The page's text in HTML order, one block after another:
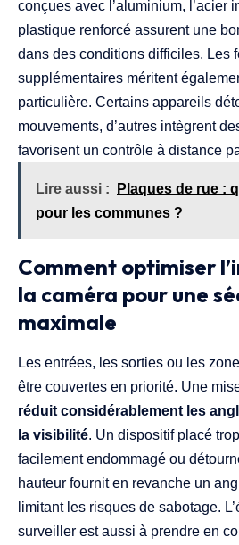
conçues avec l’aluminium, l’acier
plastique renforcé assurent une
dans des conditions difficiles. Les
supplémentaires méritent
particulière. Certains appareils
mouvements, d’autres intègrent
favorisent un contrôle à distance
Lire aussi :
Plaques de rue :
pour les communes ?
Comment optimiser
la caméra pour une
maximale
Les entrées, les sorties ou les
être couvertes en priorité. Une
réduit considérablement les
la visibilité. Un dispositif placé
facilement endommagé ou
hauteur fournit en revanche un
limitant les risques de sabotage.
surveiller est aussi à prendre en